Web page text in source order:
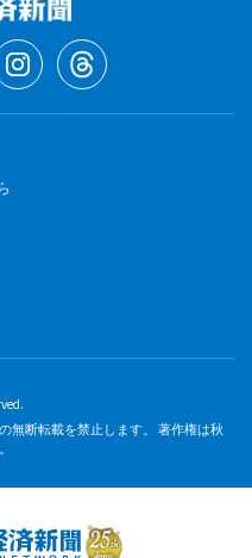
無断転載を禁止します。 著作権は秋